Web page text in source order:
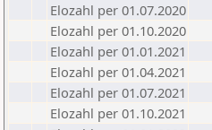
Elozahl per 01.07.2020
Elozahl per 01.10.2020
Elozahl per 01.01.2021
Elozahl per 01.04.2021
Elozahl per 01.07.2021
Elozahl per 01.10.2021